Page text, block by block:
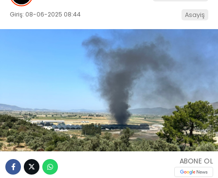
WhatsApp
İhbar Hattı
Facebook
VEFAT
Giriş: 08-06-2025 08:44 Asayiş
ABONE OL